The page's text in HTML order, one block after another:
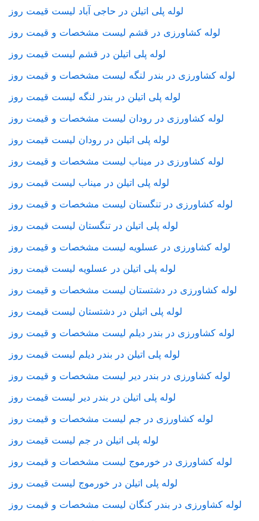
لوله پلی اتیلن در حاجی آباد لیست قیمت روز
لوله کشاورزی در قشم لیست مشخصات و قیمت روز
لوله پلی اتیلن در قشم لیست قیمت روز
لوله کشاورزی در بندر لنگه لیست مشخصات و قیمت روز
لوله پلی اتیلن در بندر لنگه لیست قیمت روز
لوله کشاورزی در رودان لیست مشخصات و قیمت روز
لوله پلی اتیلن در رودان لیست قیمت روز
لوله کشاورزی در میناب لیست مشخصات و قیمت روز
لوله پلی اتیلن در میناب لیست قیمت روز
لوله کشاورزی در تنگستان لیست مشخصات و قیمت روز
لوله پلی اتیلن در تنگستان لیست قیمت روز
لوله کشاورزی در عسلویه لیست مشخصات و قیمت روز
لوله پلی اتیلن در عسلویه لیست قیمت روز
لوله کشاورزی در دشتستان لیست مشخصات و قیمت روز
لوله پلی اتیلن در دشتستان لیست قیمت روز
لوله کشاورزی در بندر دیلم لیست مشخصات و قیمت روز
لوله پلی اتیلن در بندر دیلم لیست قیمت روز
لوله کشاورزی در بندر دیر لیست مشخصات و قیمت روز
لوله پلی اتیلن در بندر دیر لیست قیمت روز
لوله کشاورزی در جم لیست مشخصات و قیمت روز
لوله پلی اتیلن در جم لیست قیمت روز
لوله کشاورزی در خورموج لیست مشخصات و قیمت روز
لوله پلی اتیلن در خورموج لیست قیمت روز
لوله کشاورزی در بندر کنگان لیست مشخصات و قیمت روز